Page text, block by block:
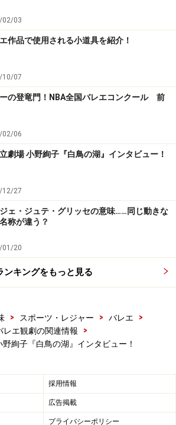
02/03
作品で使用される小道具を紹介！
10/07
の登竜門！NBA全国バレエコンクール 前
02/06
劇場 小野絢子『白鳥の湖』インタビュー！
12/27
ェ・ジュテ・グリッセの意味……同じ動きな
称が違う？
01/20
ンキングをもっと見る
> スポーツ・レジャー > バレエ
>
レエ観劇の関連情報
>
野絢子『白鳥の湖』インタビュー！
採用情報
広告掲載
プライバシーポリシー